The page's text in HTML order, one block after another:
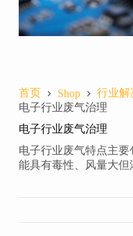
首页 Shop 行业解
电子行业废气治理
电子行业废气治理
电子行业废气特点主
能具有毒性、风量大但